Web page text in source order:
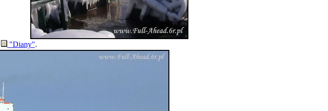
"Diany".